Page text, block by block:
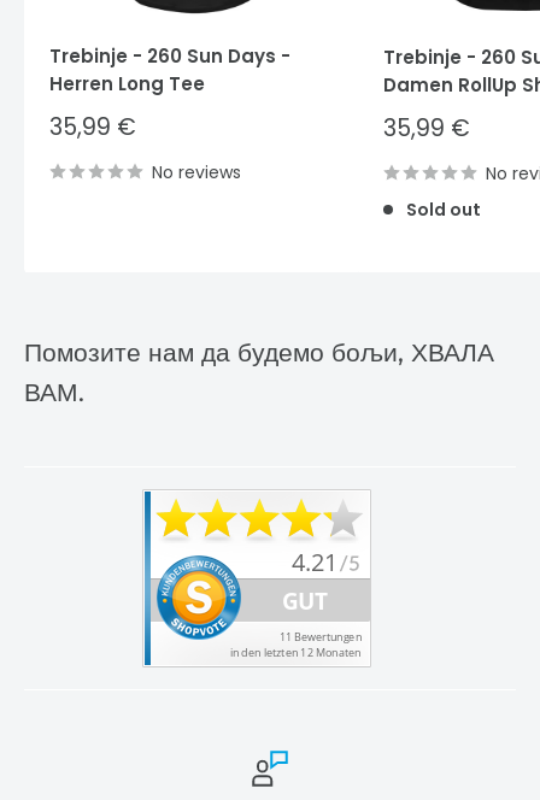
Trebinje - 260 Sun Days -
Herren Long Tee
Sale
price
35,99 €
No reviews
Trebinje - 260
Damen RollUp
Sale
price
35,99 €
No
Sold out
Помозите нам да будемо бољи, ХВАЛА
ВАМ.